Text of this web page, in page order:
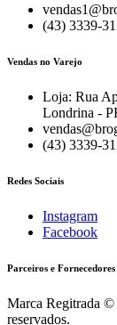
(43) 3339-
Vendas no Varejo
Loja: Rua
Londrina -
(43) 3339-
Redes Sociais
Instagram
Facebook
Parceiros e Fornecedores
Marca Regitrada ©
reservados.